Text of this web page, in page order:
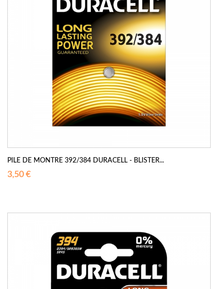
PILE DE MONTRE 392/384 DURACELL - BLISTER...
3,50 €